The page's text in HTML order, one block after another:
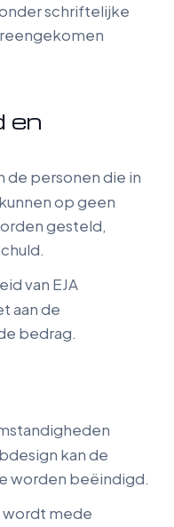
schriftelijke
en
de personen die in
op geen
gesteld,
van EJA
aan de
bedrag.
kan de
worden beëindigd.
mede